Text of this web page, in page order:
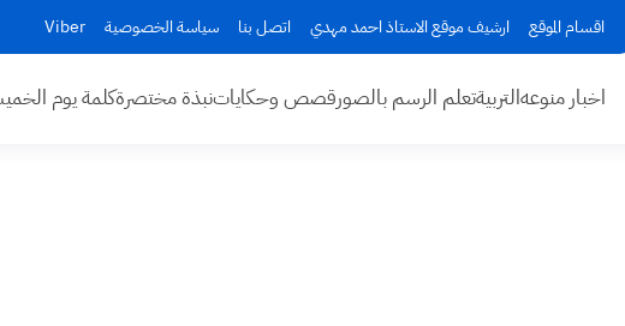
اقسام الموقع ارشيف موقع الاستاذ احمد مهدي اتصل بنا سياسة الخصوصية Viber
اخبار منوعهالتربيةتعلم الرسم بالصورقصص وحكاياتنبذة مختصرةكلمة يوم